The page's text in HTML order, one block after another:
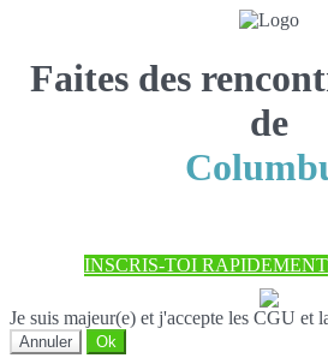
Faites des
de
INSCRIS-TOI RAPIDEMENT
Je suis majeur(e) et j'accepte les CGU et
Annuler Ok